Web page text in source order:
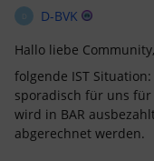
D-BVK
Hallo liebe Community,
folgende IST
sporadisch für uns
wird in BAR
abgerechnet werden.